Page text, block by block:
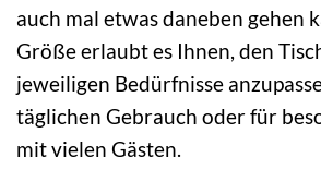
auch mal etwas daneben gehen
Größe erlaubt es Ihnen, den
jeweiligen Bedürfnisse
täglichen Gebrauch oder für
mit vielen Gästen.